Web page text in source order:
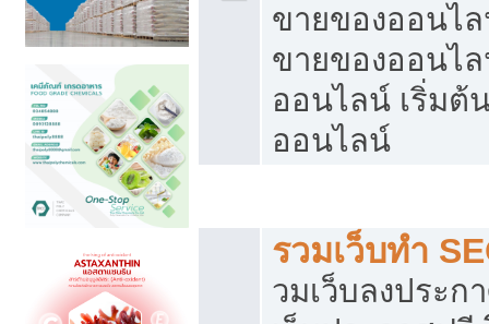
ขายของออนไ
ขายของออนไ
ออนไลน์ เริ่มต้
ออนไลน์
รวมเว็บทำ
วมเว็บลงประก